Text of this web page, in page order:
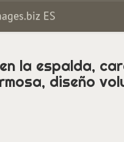
ES
la espalda,
diseño